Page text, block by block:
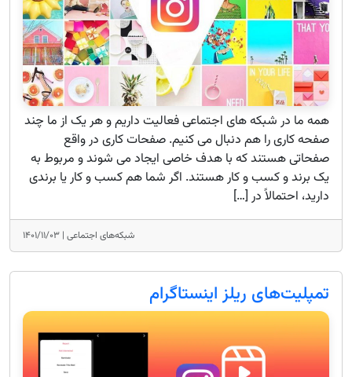
همه ما در شبکه های اجتماعی فعالیت داریم و هر یک از ما چند
صفحه کاری را هم دنبال می کنیم. صفحات کاری در واقع
صفحاتی هستند که با هدف خاصی ایجاد می شوند و مربوط به
یک برند و کسب و کار هستند. اگر شما هم کسب و کار یا برندی
دارید، احتمالاً در […]
شبکه‌های اجتماعی | ۱۴۰۱/۱۱/۰۳
تمپلیت‌های ریلز اینستاگرام